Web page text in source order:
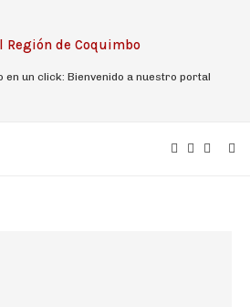
en un click: Bienvenido a nuestro portal